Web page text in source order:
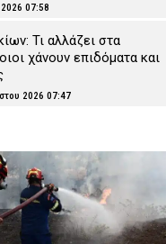
07:58
Τι αλλάζει στα
χάνουν επιδόματα και
2026 07:47
ζημιές (βίντεο)
2026 07:35
γιορτάζει σήμερα